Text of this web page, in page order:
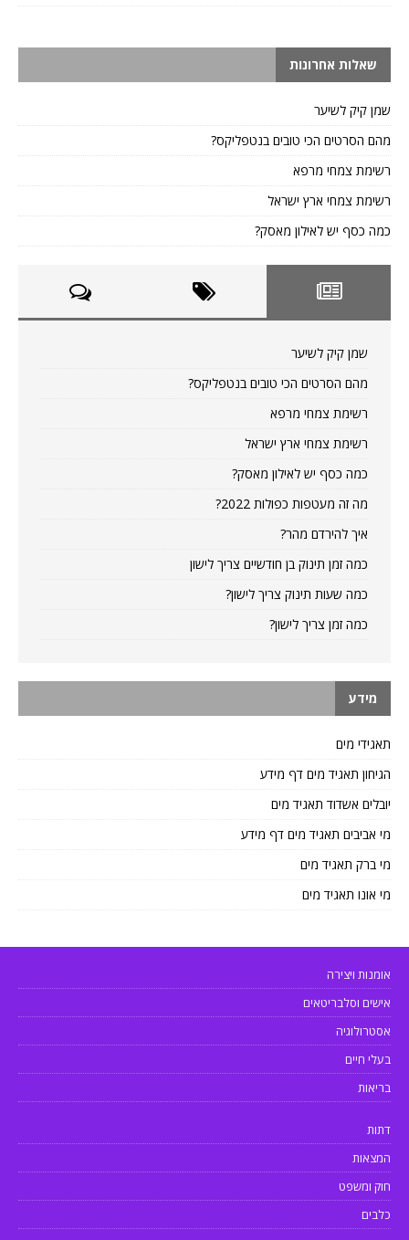
שאלות אחרונות
שמן קיק לשיער
מהם הסרטים הכי טובים בנטפליקס?
רשימת צמחי מרפא
רשימת צמחי ארץ ישראל
כמה כסף יש לאילון מאסק?
שמן קיק לשיער
מהם הסרטים הכי טובים בנטפליקס?
רשימת צמחי מרפא
רשימת צמחי ארץ ישראל
כמה כסף יש לאילון מאסק?
מה זה מעטפות כפולות 2022?
איך להירדם מהר?
כמה זמן תינוק בן חודשיים צריך לישון
כמה שעות תינוק צריך לישון?
כמה זמן צריך לישון?
מידע
תאגידי מים
הגיחון תאגיד מים דף מידע
יובלים אשדוד תאגיד מים
מי אביבים תאגיד מים דף מידע
מי ברק תאגיד מים
מי אונו תאגיד מים
אומנות ויצירה
אישים וסלבריטאים
אסטרולוגיה
בעלי חיים
בריאות
דתות
המצאות
חוק ומשפט
כלבים